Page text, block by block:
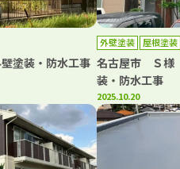
塗装・防水工事
外壁塗装 屋根塗装
名古屋市 Ｓ様
装・防水工事
2025.10.20